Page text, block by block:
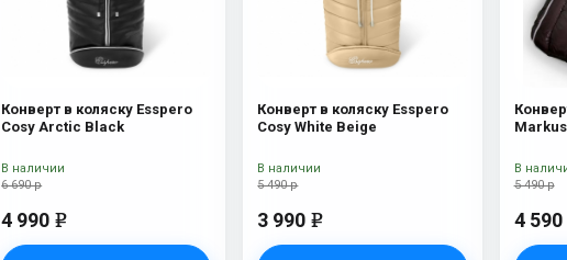
Конверт в коляску Esspero
Cosy Arctic Black
6 690 р
4 990 e
В наличии
Конверт в коляску Esspero
Cosy White Beige
5 490 р
3 990 e
В наличии
5 490 р
4 590
В